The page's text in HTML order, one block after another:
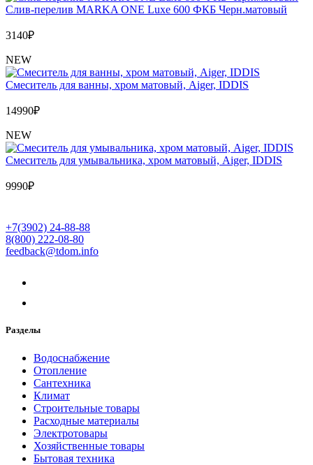
Слив-перелив MARKA ONE Luxe 600 ФКБ Черн.матовый
3140₽
NEW
Cмеситель для ванны, хром матовый, Aiger, IDDIS
14990₽
NEW
Cмеситель для умывальника, хром матовый, Aiger, IDDIS
9990₽
+7(3902) 24-88-88
8(800) 222-08-80
feedback@tdom.info
Разделы
Водоснабжение
Отопление
Сантехника
Климат
Строительные товары
Расходные материалы
Электротовары
Хозяйственные товары
Бытовая техника